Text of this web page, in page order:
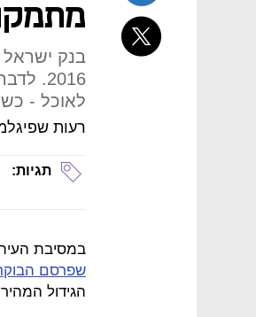
בנק ישראל
2016.
לאוכל -
רעות
תגיות:
במסיבת
שפרסם
הגידול